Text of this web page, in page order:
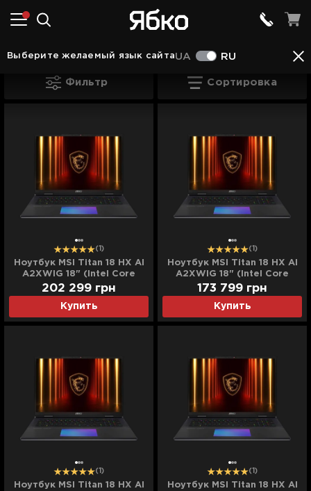
Выберите желаемый язык сайтаUA RU
Ноутбуки во Львове Ноутбуки MSI во Львове
Ноутбуки MSI Titan во Львове
Фильтр Сортировка
(1)
Ноутбук MSI Titan 18 HX AI
A2XWIG 18" (Intel Core
Ultra 9/64GB/4TB
(SSD)/RTX 5080)
(A2XWIG-220PL)
(Standard)
Купить
202 299 грн
(1)
Ноутбук MSI Titan 18 HX AI
A2XWIG 18" (Intel Core
Ultra 9/64GB/4TB
(SSD)/RTX 5080)
(A2XWIG-616US)
(Standard)
Купить
173 799 грн
(1)
Ноутбук MSI Titan 18 HX AI
(1)
Ноутбук MSI Titan 18 HX AI